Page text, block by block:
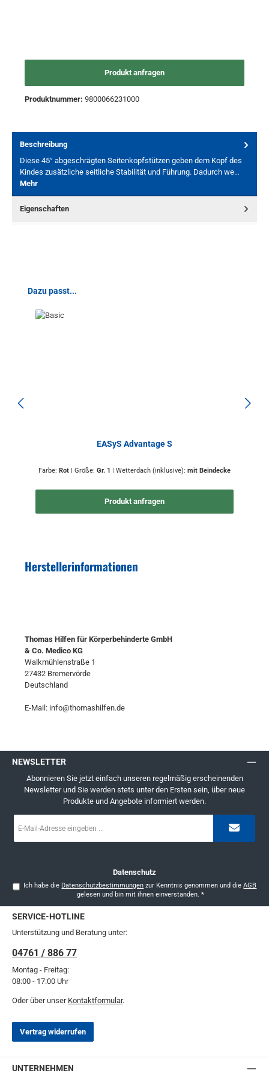
Produkt anfragen
Produktnummer: 9800066231000
Beschreibung
Diese 45° abgeschrägten Seitenkopfstützen geben dem Kopf des
Kindes zusätzliche seitliche Stabilität und Führung. Dadurch we…
Mehr
Eigenschaften
Produktgalerie überspringen
Dazu passt...
EASyS Advantage S
Farbe: Rot Größe: Gr. 1 Wetterdach (inklusive): mit Beindecke
Produkt anfragen
Herstellerinformationen
Thomas Hilfen für Körperbehinderte GmbH
& Co. Medico KG
Walkmühlenstraße 1
27432 Bremervörde
Deutschland
E-Mail: info@thomashilfen.de
NEWSLETTER
Abonnieren Sie jetzt einfach unseren regelmäßig erscheinenden
Newsletter und Sie werden stets unter den Ersten sein, über neue
Produkte und Angebote informiert werden.
Mail-
Datenschutz
Ich habe die Datenschutzbestimmungen zur Kenntnis genommen und dieAGB
gelesen und bin mit ihnen einverstanden. *
SERVICE-HOTLINE
Unterstützung und Beratung unter:
04761 / 886 77
Montag - Freitag:
08:00 - 17:00 Uhr
Oder über unser Kontaktformular.
Vertrag widerrufen
UNTERNEHMEN